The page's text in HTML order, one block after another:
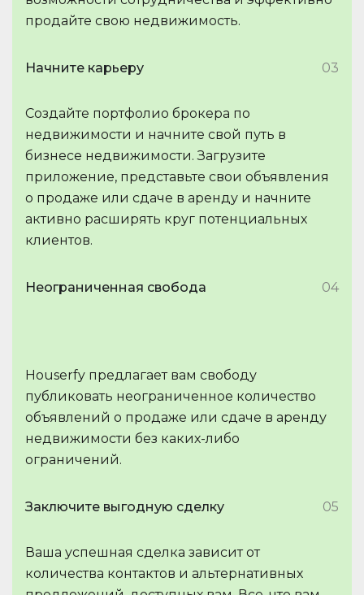
продайте свою недвижимость.
Начните карьеру 03
Создайте портфолио брокера по
недвижимости и начните свой путь в
бизнесе недвижимости. Загрузите
приложение, представьте свои объявления
о продаже или сдаче в аренду и начните
активно расширять круг потенциальных
клиентов.
Неограниченная свобода 04
Houserfy предлагает вам свободу
публиковать неограниченное количество
объявлений о продаже или сдаче в аренду
недвижимости без каких-либо
ограничений.
Заключите выгодную сделку 05
Ваша успешная сделка зависит от
количества контактов и альтернативных